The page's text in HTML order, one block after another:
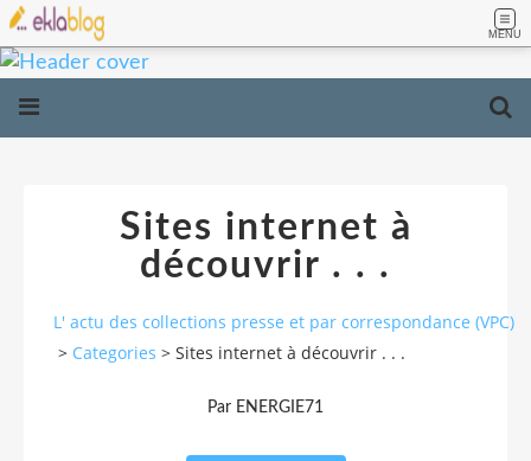
MENU
Sites internet à
découvrir . . .
L' actu des collections presse et par correspondance (VPC)
> Categories > Sites internet à découvrir . . .
Par ENERGIE71